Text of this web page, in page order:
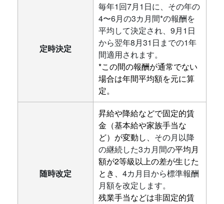
定時決定
毎年1回7月1日に、その年の
4〜6月の3カ月間*の報酬を
平均して決定され、9月1日
から翌年8月31日までの1年
間適用されます。
*この間の報酬が通常でない
場合は年間平均額を元に算
定。
随時改定
昇給や降給などで固定的賃
金（基本給や家族手当な
ど）が変動し、 その月以降
の継続した3カ月間の平均月
額が2等級以上の差が生じた
とき、 4カ月目から標準報酬
月額を改定します。
残業手当などは非固定的賃